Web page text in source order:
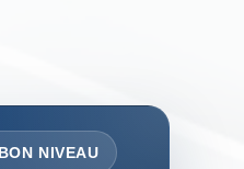
NIVEAU